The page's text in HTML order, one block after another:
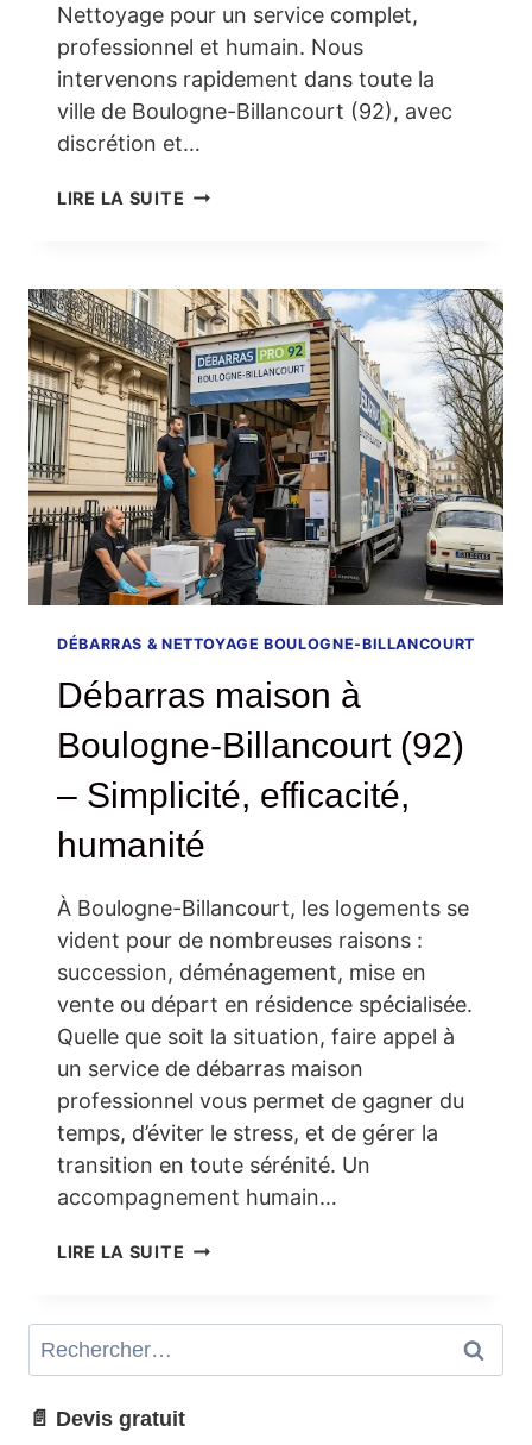
Nettoyage pour un service complet,
professionnel et humain. Nous
intervenons rapidement dans toute la
ville de Boulogne-Billancourt (92), avec
discrétion et…
LIRE LA SUITE DÉBARRAS
BILLANCOURT
(92)
:
UN
SERVICE
HUMAIN,
RAPIDE
ET
SANS
SURPRISE
DÉBARRAS & NETTOYAGE BOULOGNE-BILLANCOURT
Débarras maison à
Boulogne-Billancourt (92)
– Simplicité, efficacité,
humanité
À Boulogne-Billancourt, les logements se
vident pour de nombreuses raisons :
succession, déménagement, mise en
vente ou départ en résidence spécialisée.
Quelle que soit la situation, faire appel à
un service de débarras maison
professionnel vous permet de gagner du
temps, d’éviter le stress, et de gérer la
transition en toute sérénité. Un
accompagnement humain…
LIRE LA SUITE DÉBARRAS
BOULOGNE-
(92)
SIMPLICITÉ,
Rechercher :
📄 Devis gratuit